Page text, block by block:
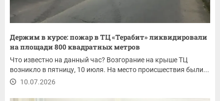
Держим в курсе: пожар в ТЦ «Терабит» ликвидировали
на площади 800 квадратных метров
Что известно на данный час? Возгорание на крыше ТЦ
возникло в пятницу, 10 июля. На место происшествия были...
10.07.2026